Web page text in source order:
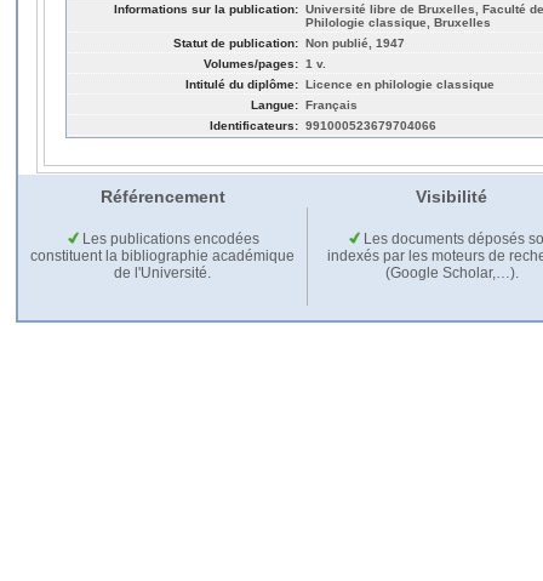
Informations sur la publication: Université libre de Bruxelles, Faculté
Philologie classique, Bruxelles
Statut de publication: Non publié, 1947
Volumes/pages: 1 v.
Intitulé du diplôme: Licence en philologie classique
Langue: Français
Identificateurs: 991000523679704066
Référencement Visibilité
Les publications encodées
constituent la bibliographie académique
de l'Université.
Les documents déposés
indexés par les moteurs de
(Google Scholar,…).